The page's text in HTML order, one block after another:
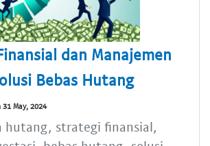
dan Manajemen
Bebas Hutang
May, 2024
hutang, strategi finansial,